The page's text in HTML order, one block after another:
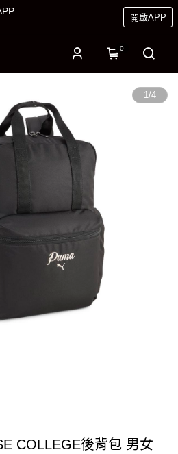
開啟APP
0
1/4
COLLEGE後背包 男女